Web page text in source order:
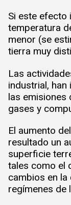
Si este efecto
temperatura
menor (se
tierra muy
Las
industrial,
las emisiones
gases y
El aumento
resultado un
superficie
tales como el
cambios en
regímenes de